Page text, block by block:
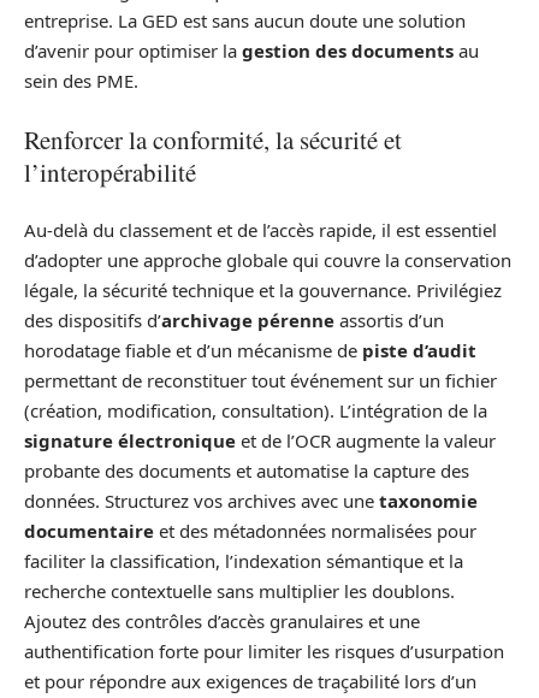
entreprise. La GED est sans aucun doute une solution
d’avenir pour optimiser la gestion des documents au
sein des PME.
Renforcer la conformité, la sécurité et
l’interopérabilité
Au-delà du classement et de l’accès rapide, il est essentiel
d’adopter une approche globale qui couvre la conservation
légale, la sécurité technique et la gouvernance. Privilégiez
des dispositifs d’archivage pérenne assortis d’un
horodatage fiable et d’un mécanisme de piste d’audit
permettant de reconstituer tout événement sur un fichier
(création, modification, consultation). L’intégration de la
signature électronique et de l’OCR augmente la valeur
probante des documents et automatise la capture des
données. Structurez vos archives avec une taxonomie
documentaire et des métadonnées normalisées pour
faciliter la classification, l’indexation sémantique et la
recherche contextuelle sans multiplier les doublons.
Ajoutez des contrôles d’accès granulaires et une
authentification forte pour limiter les risques d’usurpation
et pour répondre aux exigences de traçabilité lors d’un